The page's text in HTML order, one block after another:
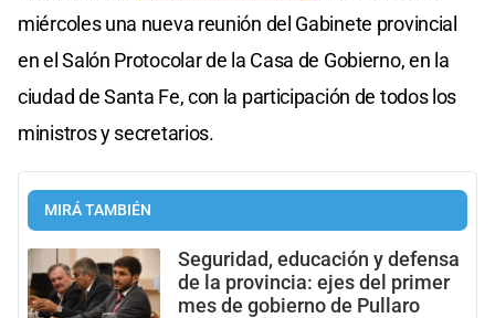
miércoles una nueva reunión del Gabinete provincial
en el Salón Protocolar de la Casa de Gobierno, en la
ciudad de Santa Fe, con la participación de todos los
ministros y secretarios.
MIRÁ TAMBIÉN
Seguridad, educación y defensa
de la provincia: ejes del primer
mes de gobierno de Pullaro